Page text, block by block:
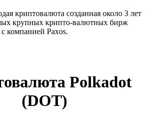
криптовалюта созданная около 3 лет
крупных крипто-валютных бирж
компанией Paxos.
Polkadot
(DOT)